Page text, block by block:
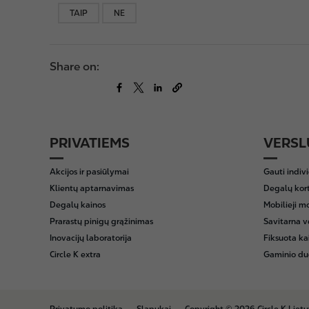
TAIP NE
Share on:
F
o
o
t
e
r
PRIVATIEMS
Akcijos ir pasiūlymai
Klientų aptarnavimas
Degalų kainos
Prarastų pinigų grąžinimas
Inovacijų laboratorija
Circle K extra
Gauti
Degalų
Mobilieji
Savitarna
Fiksuota
Gaminio